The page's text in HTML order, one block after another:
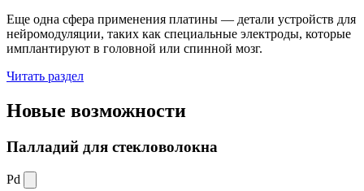
Еще одна сфера применения платины — детали устройств для
нейромодуляции, таких как специальные электроды, которые
имплантируют в головной или спинной мозг.
Читать раздел
Новые возможности
Палладий для стекловолокна
Pd